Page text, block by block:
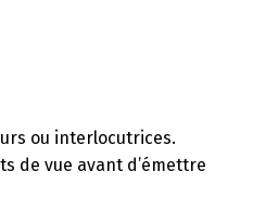
ou interlocutrices.
de vue avant d’émettre